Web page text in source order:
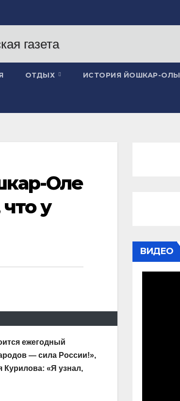
ОТДЫХ ИСТОРИЯ ЙОШКАР-ОЛЫ
Оле
у
ежегодный
— сила России!»,
Курилова: «Я узнал,
ВИДЕО